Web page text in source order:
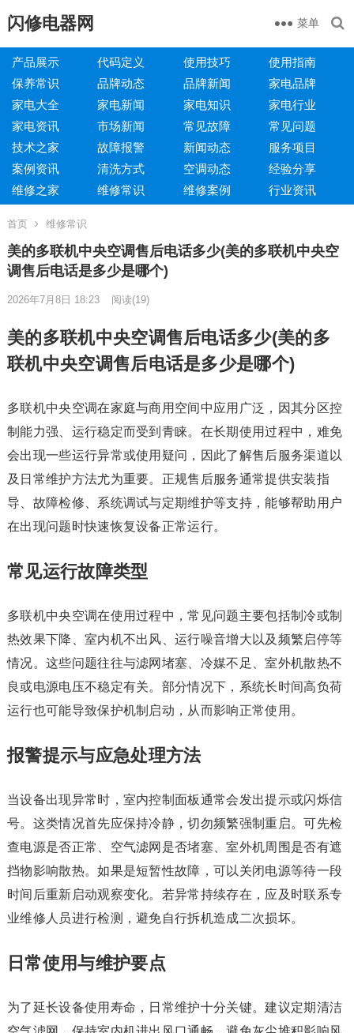
闪修电器网 菜单
产品展示 代码定义 使用技巧
使用指南
保养常识
品牌动态 品牌新闻
家电品牌
家电大全
家电新闻 家电知识
家电行业
家电资讯
市场新闻 常见故障
常见问题
技术之家
故障报警 新闻动态
服务项目
案例资讯
清洗方式 空调动态
经验分享
维修之家
维修常识 维修案例 行业资讯
首页 维修常识
美的多联机中央空调售后电话多少(美的多联机中央空
调售后电话是多少是哪个)
2026年7月8日 18:23 阅读(19)
美的多联机中央空调售后电话多少(美的多
联机中央空调售后电话是多少是哪个)
多联机中央空调在家庭与商用空间中应用广泛，因其分区控
制能力强、运行稳定而受到青睐。在长期使用过程中，难免
会出现一些运行异常或使用疑问，因此了解售后服务渠道以
及日常维护方法尤为重要。正规售后服务通常提供安装指
导、故障检修、系统调试与定期维护等支持，能够帮助用户
在出现问题时快速恢复设备正常运行。
常见运行故障类型
多联机中央空调在使用过程中，常见问题主要包括制冷或制
热效果下降、室内机不出风、运行噪音增大以及频繁启停等
情况。这些问题往往与滤网堵塞、冷媒不足、室外机散热不
良或电源电压不稳定有关。部分情况下，系统长时间高负荷
运行也可能导致保护机制启动，从而影响正常使用。
报警提示与应急处理方法
当设备出现异常时，室内控制面板通常会发出提示或闪烁信
号。这类情况首先应保持冷静，切勿频繁强制重启。可先检
查电源是否正常、空气滤网是否堵塞、室外机周围是否有遮
挡物影响散热。如果是短暂性故障，可以关闭电源等待一段
时间后重新启动观察变化。若异常持续存在，应及时联系专
业维修人员进行检测，避免自行拆机造成二次损坏。
日常使用与维护要点
为了延长设备使用寿命，日常维护十分关键。建议定期清洁